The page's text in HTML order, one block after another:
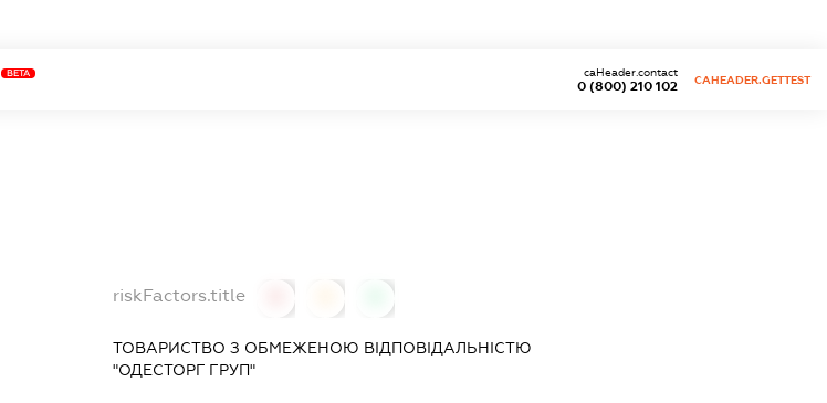
BETA
0 (800) 210 102
caHeader.contact
CAHEADER.GETTEST
riskFactors.title
ТОВАРИСТВО З ОБМЕЖЕНОЮ ВІДПОВІДАЛЬНІСТЮ
"ОДЕСТОРГ ГРУП"